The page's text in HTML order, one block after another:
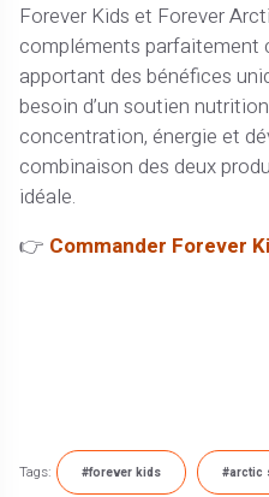
Forever Kids et Forever
compléments parfaitement
apportant des bénéfices
besoin d’un soutien
concentration, énergie et
combinaison des deux
idéale.
👉 Commander Forever
Tags: #forever kids #arctic